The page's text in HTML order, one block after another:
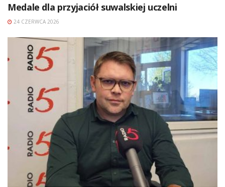
Medale dla przyjaciół suwalskiej uczelni
24 CZERWCA 2026